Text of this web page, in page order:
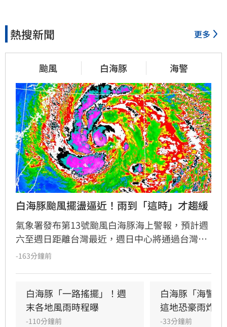
熱搜新聞 更多
颱風 白海豚 海警
白海豚颱風擺盪逼近！雨到「這時」才趨緩
氣象署發布第13號颱風白海豚海上警報，預計週
六至週日距離台灣最近，週日中心將通過台灣北
方海面。受颱風外圍環流影響，北台灣與西半部
象署特別提醒，宜花東地區位於背風側，未來兩
天恐出現38度極端高溫，請留意焚風與熱傷害。
-163分鐘前
白海豚「一路搖擺」！週
末各地風雨時程曝
-110分鐘前
白海豚「海警
這地恐豪雨炸2
-33分鐘前